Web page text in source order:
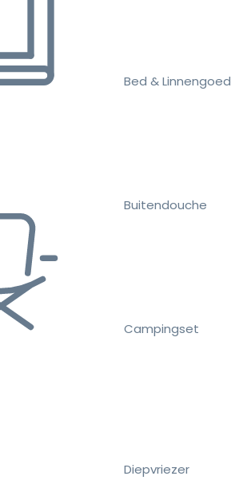
Bed & Linnengoed
Buitendouche
Campingset
Diepvriezer